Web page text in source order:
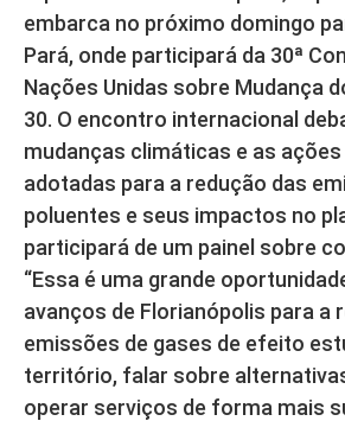
embarca no próximo domingo
Pará, onde participará da 30ª
Nações Unidas sobre Mudança
30. O encontro internacional
mudanças climáticas e as
adotadas para a redução das
poluentes e seus impactos no
participará de um painel sobre
“Essa é uma grande
avanços de Florianópolis para a
emissões de gases de efeito
território, falar sobre
operar serviços de forma mais